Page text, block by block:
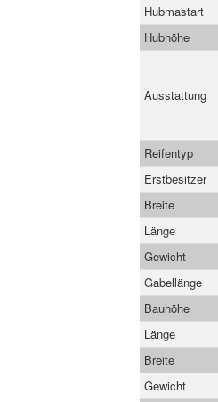
Hubmastart
Hubhöhe
Ausstattung
Reifentyp
Erstbesitzer
Breite
Länge
Gewicht
Gabellänge
Bauhöhe
Länge
Breite
Gewicht